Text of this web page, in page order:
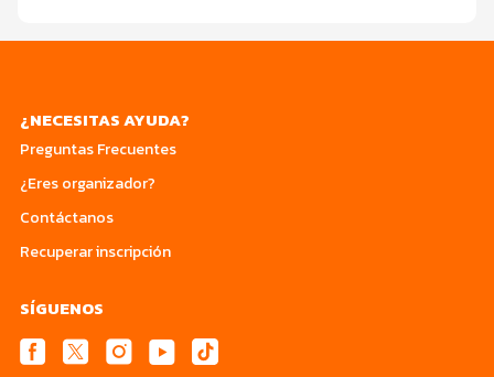
¿NECESITAS AYUDA?
Preguntas Frecuentes
¿Eres organizador?
Contáctanos
Recuperar inscripción
SÍGUENOS